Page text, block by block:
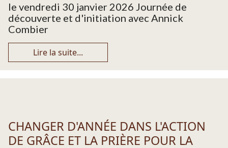
le vendredi 30 janvier 2026 Journée de
découverte et d'initiation avec Annick
Combier
Lire la suite...
CHANGER D'ANNÉE DANS L'ACTION
DE GRÂCE ET LA PRIÈRE POUR LA